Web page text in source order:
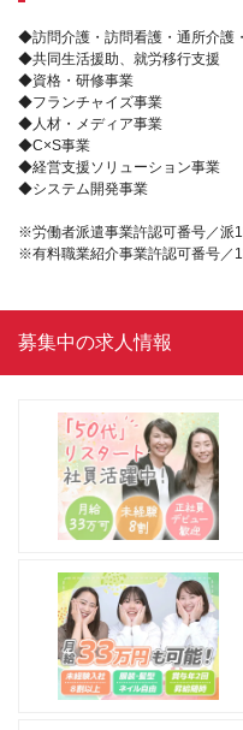
◆訪問介護・訪問看護・通所介護
◆共同生活援助、就労移行支援
◆資格・研修事業
◆フランチャイズ事業
◆人材・メディア事業
◆C×S事業
◆経営支援ソリューション事業
◆システム開発事業
※労働者派遣事業許認可番号／派
※有料職業紹介事業許認可番号／
募集中の求人情報